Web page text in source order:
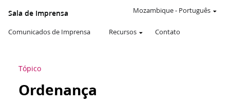
Sala de Imprensa
Comunicados de Imprensa Recursos Contato
Mozambique- Português
Tópico
Ordenança